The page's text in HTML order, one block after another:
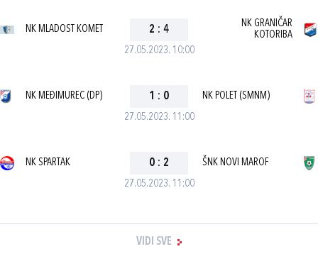
27.05.2023. 10:00
NK MLADOST KOMET 2 : 4
NK GRANIČAR
KOTORIBA
27.05.2023. 11:00
NK MEĐIMUREC (DP) 1 : 0 NK POLET (SMNM)
27.05.2023. 11:00
NK SPARTAK 0 : 2 ŠNK NOVI MAROF
VIDI SVE